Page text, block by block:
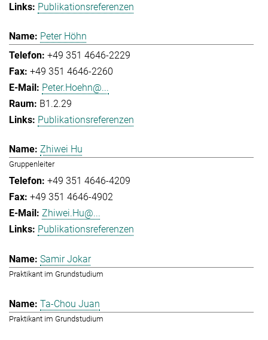
Publikationsreferenzen
Peter Höhn
+49 351 4646-2229
+49 351 4646-2260
Peter.Hoehn@...
B1.2.29
Publikationsreferenzen
Zhiwei Hu
Gruppenleiter
+49 351 4646-4209
+49 351 4646-4902
Zhiwei.Hu@...
Publikationsreferenzen
Samir Jokar
Praktikant im Grundstudium
Ta-Chou Juan
Praktikant im Grundstudium